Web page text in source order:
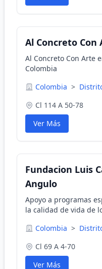
Al Concreto Con
Al Concreto Con Arte
Colombia
Colombia >
Cl 114 A 50-78
Ver Más
Fundacion Luis
Angulo
Apoyo a programas
la calidad de vida de
Colombia >
Cl 69 A 4-70
Ver Más